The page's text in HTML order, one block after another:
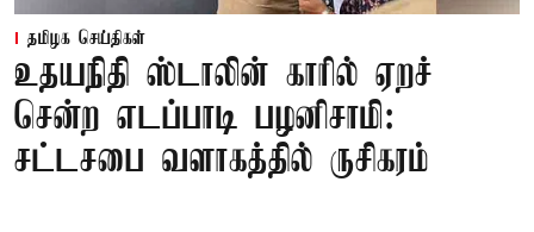
தமிழக செய்திகள்
உதயநிதி ஸ்டாலின் காரில் ஏறச்
சென்ற எடப்பாடி பழனிசாமி:
சட்டசபை வளாகத்தில் ருசிகரம்